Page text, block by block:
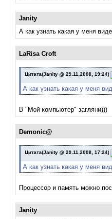
Janity
А как узнать какая у меня
LaRisa Croft
Цитата(Janity @ 29.11.2008, 19:24)
А как узнать какая у меня
В "Мой компьютер" загляни)))
Demonic@
Цитата(Janity @ 29.11.2008, 17:24)
А как узнать какая у меня
Процессор и память можно
Janity